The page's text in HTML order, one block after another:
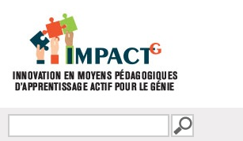
FORMULAIRE DE